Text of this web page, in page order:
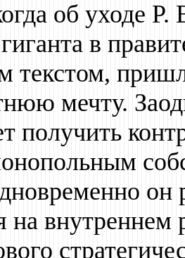
об уходе
в
текстом,
мечту.
получить
он
на внутреннем